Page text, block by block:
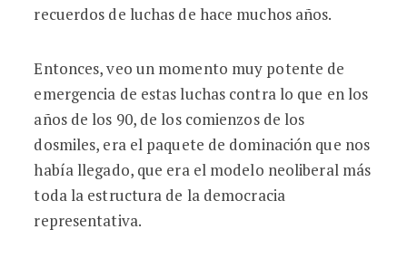
recuerdos de luchas de hace muchos años.
Entonces, veo un momento muy potente de
emergencia de estas luchas contra lo que en los
años de los 90, de los comienzos de los
dosmiles, era el paquete de dominación que nos
había llegado, que era el modelo neoliberal más
toda la estructura de la democracia
representativa.